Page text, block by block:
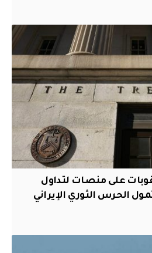
على منصات لتداول
الحرس الثوري الإيراني